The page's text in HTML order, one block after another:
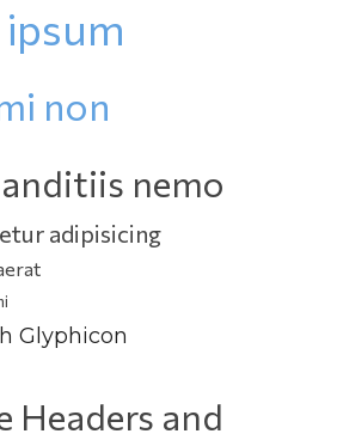
non
nemo
adipisicing
Glyphicon
Headers and